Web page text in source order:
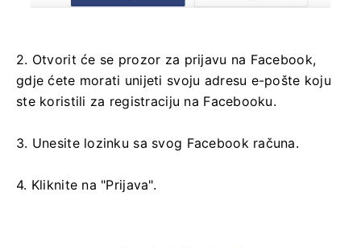
2. Otvorit će se prozor za prijavu na Facebook,
gdje ćete morati unijeti svoju adresu e-pošte koju
ste koristili za registraciju na Facebooku.
3. Unesite lozinku sa svog Facebook računa.
4. Kliknite na "Prijava".